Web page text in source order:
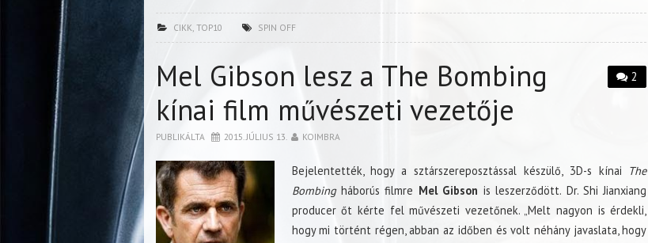
CIKK, TOP10 SPIN OFF
2
Mel Gibson lesz a The Bombing
kínai film művészeti vezetője
PUBLIKÁLTA 2015. JÚLIUS 13. KOIMBRA
Bejelentették, hogy a sztárszereposztással készülő, 3D-s kínai The
Bombingháborús filmre Mel Gibson is leszerződött. Dr. Shi Jianxiang
producer őt kérte fel művészeti vezetőnek. „Melt nagyon is érdekli,
hogy mi történt régen, abban az időben és volt néhány javaslata, hogy